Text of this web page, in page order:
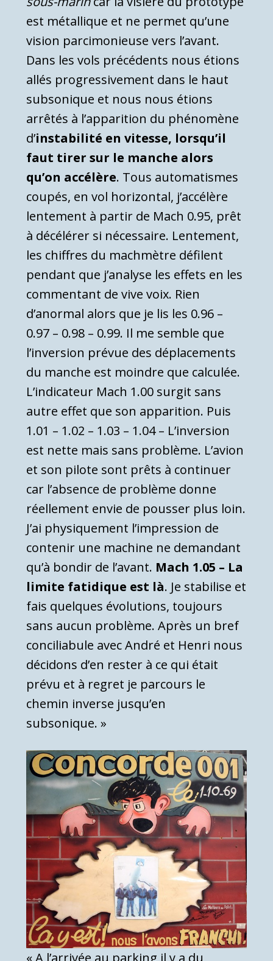
est métallique et ne permet qu’une
vision parcimonieuse vers l’avant.
Dans les vols précédents nous étions
allés progressivement dans le haut
subsonique et nous nous étions
arrêtés à l’apparition du phénomène
d’instabilité en vitesse, lorsqu’il
faut tirer sur le manche alors
qu’on accélère. Tous automatismes
coupés, en vol horizontal, j’accélère
lentement à partir de Mach 0.95, prêt
à décélérer si nécessaire. Lentement,
les chiffres du machmètre défilent
pendant que j’analyse les effets en les
commentant de vive voix. Rien
d’anormal alors que je lis les 0.96 –
0.97 – 0.98 – 0.99. Il me semble que
l’inversion prévue des déplacements
du manche est moindre que calculée.
L’indicateur Mach 1.00 surgit sans
autre effet que son apparition. Puis
1.01 – 1.02 – 1.03 – 1.04 – L’inversion
est nette mais sans problème. L’avion
et son pilote sont prêts à continuer
car l’absence de problème donne
réellement envie de pousser plus loin.
J’ai physiquement l’impression de
contenir une machine ne demandant
qu’à bondir de l’avant. Mach 1.05 – La
limite fatidique est là. Je stabilise et
fais quelques évolutions, toujours
sans aucun problème. Après un bref
conciliabule avec André et Henri nous
décidons d’en rester à ce qui était
prévu et à regret je parcours le
chemin inverse jusqu’en
subsonique. »
« A l’arrivée au parking il y a du